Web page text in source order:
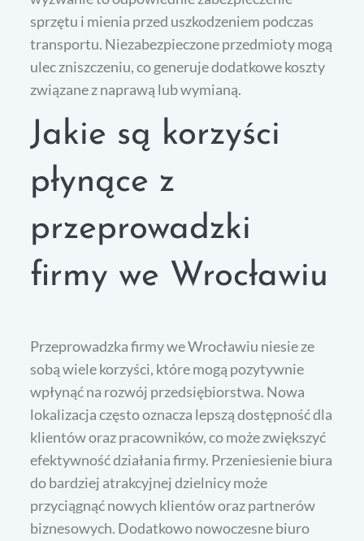
sprzętu i mienia przed uszkodzeniem podczas
transportu. Niezabezpieczone przedmioty mogą
ulec zniszczeniu, co generuje dodatkowe koszty
związane z naprawą lub wymianą.
Jakie są korzyści
płynące z
przeprowadzki
firmy we Wrocławiu
Przeprowadzka firmy we Wrocławiu niesie ze
sobą wiele korzyści, które mogą pozytywnie
wpłynąć na rozwój przedsiębiorstwa. Nowa
lokalizacja często oznacza lepszą dostępność dla
klientów oraz pracowników, co może zwiększyć
efektywność działania firmy. Przeniesienie biura
do bardziej atrakcyjnej dzielnicy może
przyciągnąć nowych klientów oraz partnerów
biznesowych. Dodatkowo nowoczesne biuro